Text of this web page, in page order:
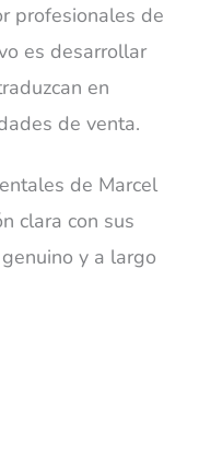
profesionales de
es desarrollar
en
de venta.
de Marcel
clara con sus
y a largo